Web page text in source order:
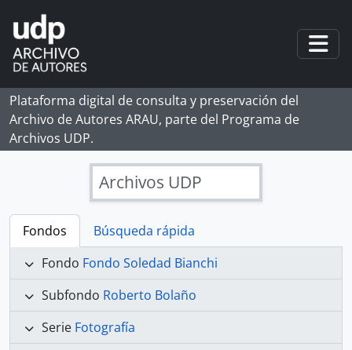
Skip to main content
Plataforma digital de consulta y preservación del
Archivo de Autores ARAU, parte del Programa de
Archivos UDP.
Archivos UDP
Fondos
Búsqueda rápida
Fondo Fondo Soledad Bianchi
Subfondo Roberto Bolaño
Serie Fotografía